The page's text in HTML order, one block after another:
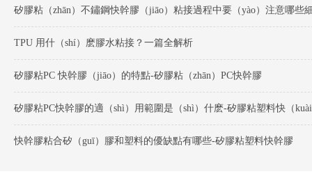
TPU 用什（shí）麽膠水粘接？一篇全解析
矽膠粘PC 快幹膠（jiāo）的特點-矽膠粘（zhān）PC快幹膠
快幹膠粘合矽（guī）膠和塑料的優缺點有哪些-矽膠粘塑料快幹膠